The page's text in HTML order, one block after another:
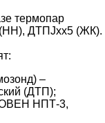
термопар
ДТПJхх5 (ЖК).
–
(ДТП);
ОВЕН НПТ-3,